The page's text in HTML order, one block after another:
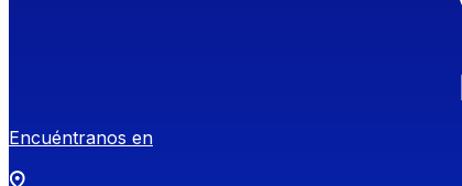
Encuéntranos en